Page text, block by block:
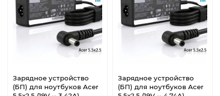
Зарядное устройство
(БП) для ноутбуков Acer
Зарядное устройство
(БП) для ноутбуков Acer